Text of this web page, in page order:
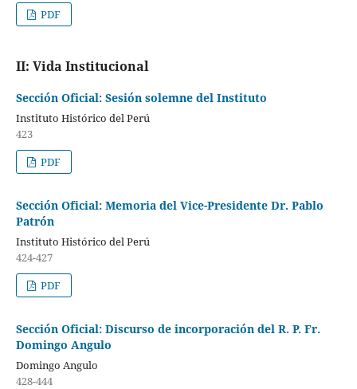
PDF
II: Vida Institucional
Sección Oficial: Sesión solemne del Instituto
Instituto Histórico del Perú
423
PDF
Sección Oficial: Memoria del Vice-Presidente Dr. Pablo
Patrón
Instituto Histórico del Perú
424-427
PDF
Sección Oficial: Discurso de incorporación del R. P. Fr.
Domingo Angulo
Domingo Angulo
428-444